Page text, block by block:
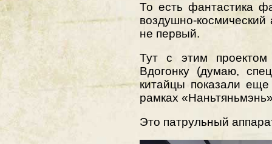
То есть фантастика
воздушно-
не первый.
Тут с этим
Вдогонку (думаю,
китайцы показали
рамках
Это патрульный